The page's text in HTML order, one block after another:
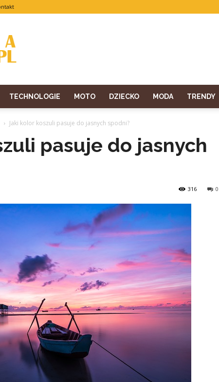
TECHNOLOGIE MOTO DZIECKO MODA TRENDY
Jaki kolor koszuli pasuje do jasnych spodni?
pasuje do jasnych
0
316